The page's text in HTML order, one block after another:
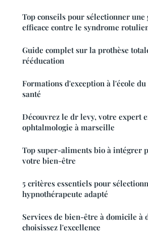
Top conseils pour sélectionner
efficace contre le syndrome
Guide complet sur la prothèse
rééducation
Formations d'exception à l'école du
santé
Découvrez le dr levy, votre expert
ophtalmologie à marseille
Top super-aliments bio à intégrer
votre bien-être
5 critères essentiels pour
hypnothérapeute adapté
Services de bien-être à domicile à
choisissez l'excellence